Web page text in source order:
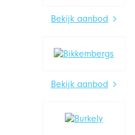
Bekijk aanbod
Bekijk aanbod